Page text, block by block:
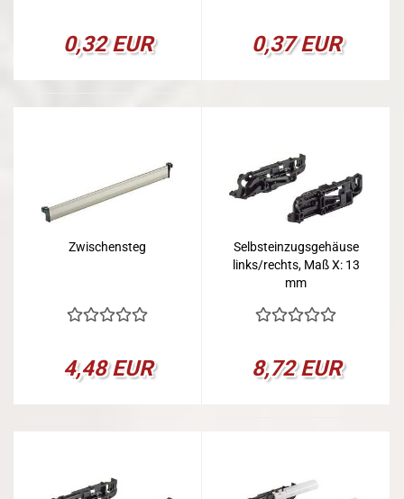
0,32 EUR 0,37 EUR
Zwischensteg
4,48 EUR
Selbsteinzugsgehäuse
links/rechts, Maß X: 13
mm
8,72 EUR